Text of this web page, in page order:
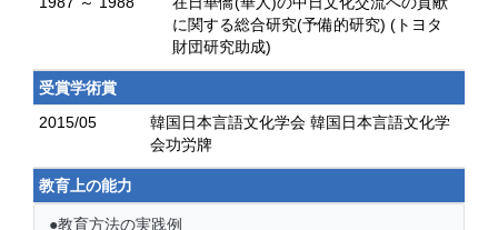
に関する総合研究(予備的研究) (トヨタ
財団研究助成)
受賞学術賞
2015/05
韓国日本言語文化学会 韓国日本言語文化学
会功労牌
教育上の能力
●教育方法の実践例